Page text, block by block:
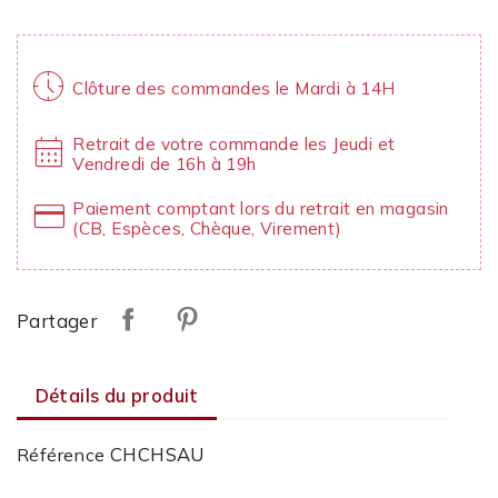
nest_clock_farsight_analog Clôture des commandes le Mardi à 14H
calendar_month Retrait de votre commande les Jeudi et
Vendredi de 16h à 19h
credit_card Paiement comptant lors du retrait en magasin
(CB, Espèces, Chèque, Virement)
Partager
Détails du produit
Référence CHCHSAU